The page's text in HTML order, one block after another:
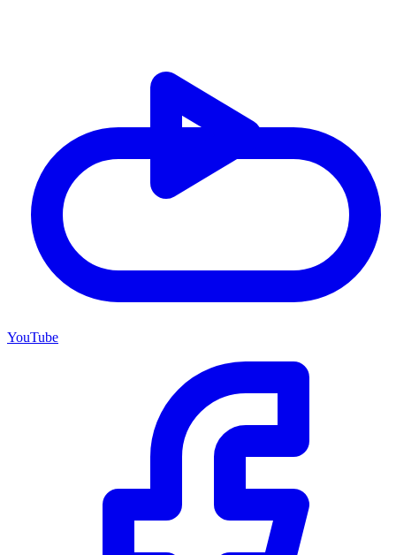
YouTube